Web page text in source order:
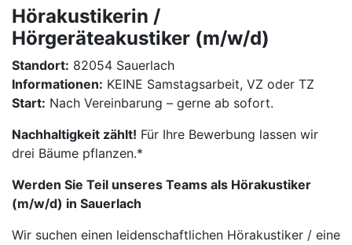
Hörakustikerin /
Hörgeräteakustiker (m/w/d)
Standort: 82054 Sauerlach
Informationen: KEINE Samstagsarbeit, VZ oder TZ
Start: Nach Vereinbarung – gerne ab sofort.
Nachhaltigkeit zählt! Für Ihre Bewerbung lassen wir
drei Bäume pflanzen.*
Werden Sie Teil unseres Teams als Hörakustiker
(m/w/d) in Sauerlach
Wir suchen einen leidenschaftlichen Hörakustiker / eine